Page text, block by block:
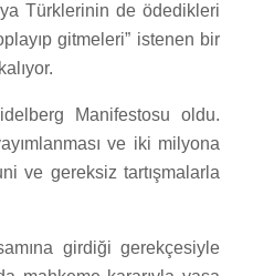
Türklerinin de ödedikleri
gitmeleri” istenen bir
Manifestosu oldu.
ve iki milyona
ve gereksiz tartışmalarla
girdiği gerekçesiyle